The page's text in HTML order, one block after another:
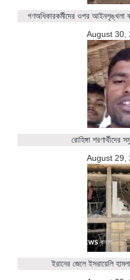
গণঅধিকারকর্মীদের ওপর আইনশৃঙ্খলা
August 30,
রোহিঙ্গা শরণার্থীদের
August 29,
ইরানের জেলে ইসরায়েলি